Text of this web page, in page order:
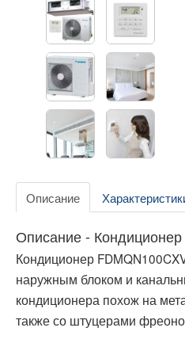
Описание
Описание -
Кондиционер
наружным блоком и
кондиционера похож на
также со штуцерами